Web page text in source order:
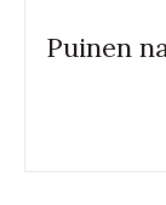
Puinen